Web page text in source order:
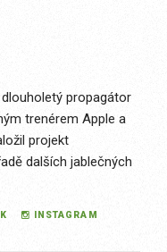
propagátor
trenérem Apple a
projekt
dalších jablečných
INSTAGRAM